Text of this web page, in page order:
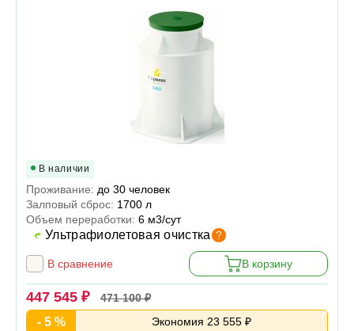
В наличии
Проживание: до 30 человек
Залповый сброс: 1700 л
Объем переработки: 6 м3/сут
Ультрафиолетовая очистка ?
В сравнение В корзину
447 545 ₽ 471 100 ₽
- 5 % Экономия 23 555 ₽